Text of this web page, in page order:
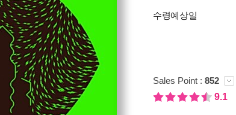
수령예상일
Sales Point : 852
9.1